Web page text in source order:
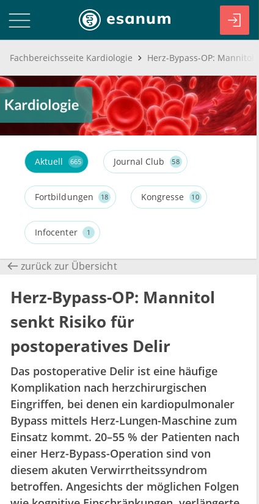
Fachbereichsseite Kardiologie
Aktuell 665 Journal Club 58
Fortbildungen 18 Kongresse 10
Infocenter 1
zurück zur Übersicht
Herz-Bypass-OP: Mannitol
senkt Risiko für
postoperatives Delir
Das postoperative Delir ist eine häufige
Komplikation nach herzchirurgischen
Eingriffen, bei denen ein kardiopulmonaler
Bypass mittels Herz-Lungen-Maschine zum
Einsatz kommt. 20–55 % der Patienten nach
einer Herz-Bypass-Operation sind von
diesem akuten Verwirrtheitssyndrom
betroffen. Angesichts der möglichen Folgen